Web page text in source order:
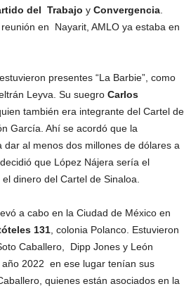
del Trabajo y Convergencia
en Nayarit, AMLO ya estaba en
presentes “La Barbie”, como
Leyva. Su suegro Carlos
también era integrante del Cartel de
García. Ahí se acordó que la
dar al menos dos millones de dólares a
que López Nájera sería el
dinero del Cartel de Sinaloa.
a cabo en la Ciudad de México en
131 , colonia Polanco. Estuvieron
Caballero, Dipp Jones y León
2022 en ese lugar tenían sus
quienes están asociados en la